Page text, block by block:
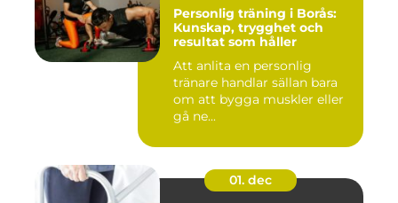
Personlig träning i Borås:
Kunskap, trygghet och
resultat som håller
Att anlita en personlig
tränare handlar sällan bara
om att bygga muskler eller
gå ne...
01. dec